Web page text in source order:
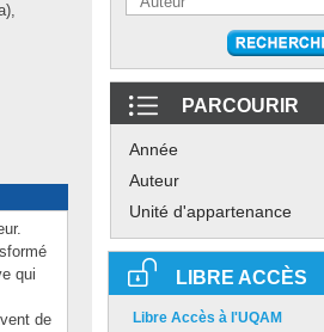
qui
de
PARCOURIR
Année
Auteur
Unité d'appartenance
LIBRE ACCÈS
Libre Accès à l'UQAM